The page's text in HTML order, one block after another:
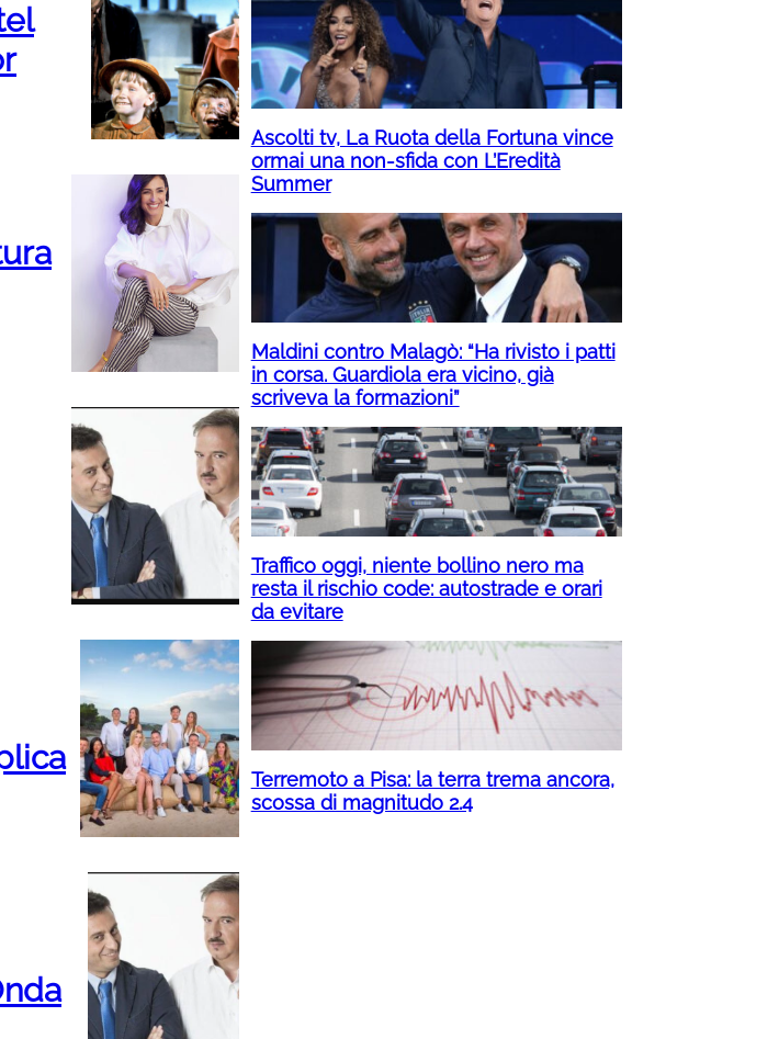
Ascolti tv, La Ruota della Fortuna vince
ormai una non-sfida con L’Eredità
Summer
Maldini contro Malagò: “Ha rivisto i patti
in corsa. Guardiola era vicino, già
scriveva la formazioni”
Traffico oggi, niente bollino nero ma
resta il rischio code: autostrade e orari
da evitare
Terremoto a Pisa: la terra trema ancora,
scossa di magnitudo 2.4